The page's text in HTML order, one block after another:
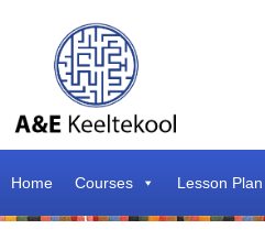
Home Courses Lesson Plan